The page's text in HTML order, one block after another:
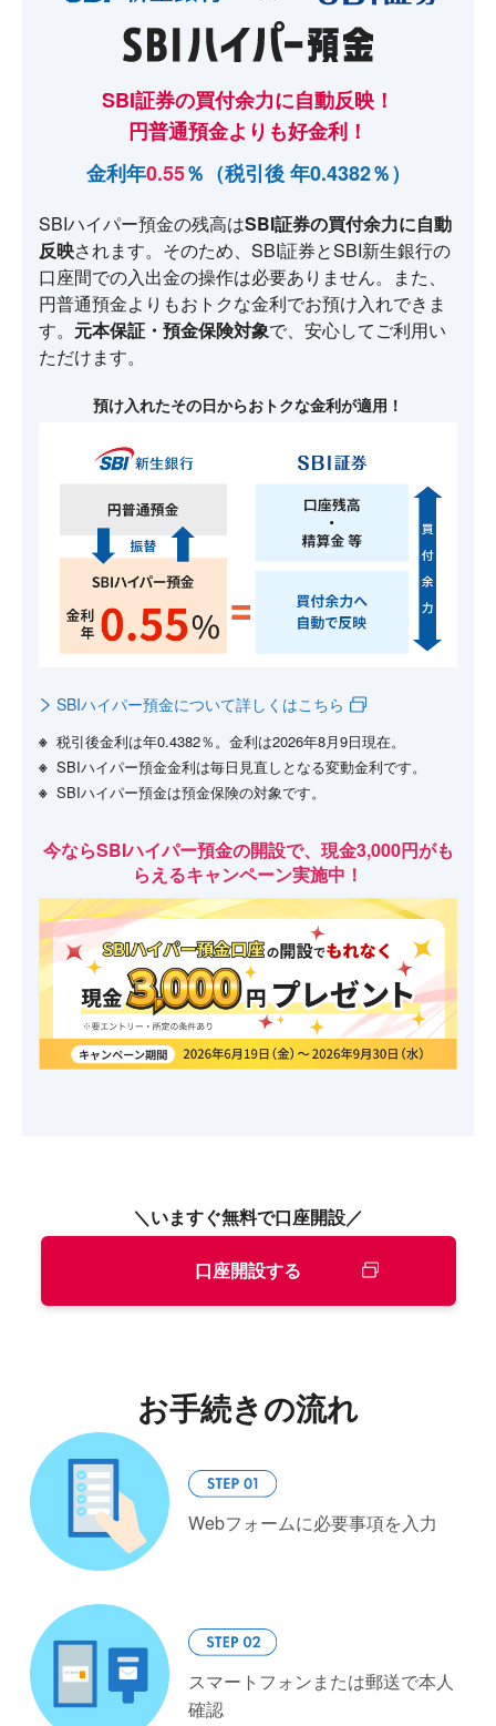
SBI証券の買付余力に自動反映！
円普通預金よりも好金利！
金利年0.55％（税引後 年0.4382％）
SBIハイパー預金の残高はSBI証券の買付余力に自動
反映されます。そのため、SBI証券とSBI新生銀行の
口座間での入出金の操作は必要ありません。また、
円普通預金よりもおトクな金利でお預け入れできま
す。 元本保証・預金保険対象で、安心してご利用い
ただけます。
預け入れたその日からおトクな金利が適用！
SBIハイパー預金について詳しくはこちら
税引後金利は年0.4382％。金利は2026年8月9日現在。
SBIハイパー預金金利は毎日見直しとなる変動金利です。
SBIハイパー預金は預金保険の対象です。
今ならSBIハイパー預金の開設で、現金3,000円がも
らえるキャンペーン実施中！
＼いますぐ無料で口座開設／
口座開設する
お手続きの流れ
Webフォームに必要事項を入力
スマートフォンまたは郵送で本人
確認